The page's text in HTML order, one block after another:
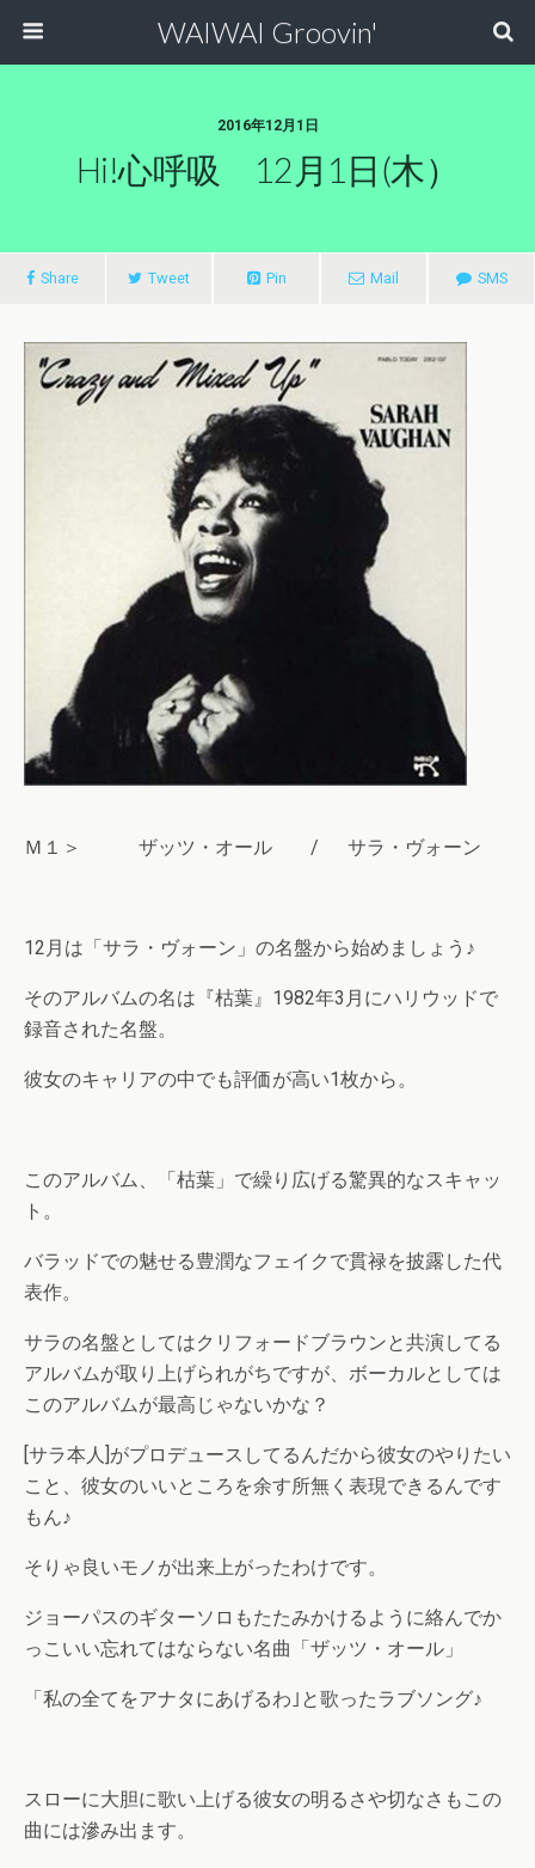
WAIWAI Groovin'
2016年12月1日
Hi!心呼吸 12月1日(木）
Share Tweet Pin Mail SMS
Ｍ１＞ ザッツ・オール / サラ・ヴォーン
12月は「サラ・ヴォーン」の名盤から始めましょう♪
そのアルバムの名は『枯葉』1982年3月にハリウッドで
録音された名盤。
彼女のキャリアの中でも評価が高い1枚から。
このアルバム、「枯葉」で繰り広げる驚異的なスキャッ
ト。
バラッドでの魅せる豊潤なフェイクで貫禄を披露した代
表作。
サラの名盤としてはクリフォードブラウンと共演してる
アルバムが取り上げられがちですが、ボーカルとしては
このアルバムが最高じゃないかな？
[サラ本人]がプロデュースしてるんだから彼女のやりたい
こと、彼女のいいところを余す所無く表現できるんです
もん♪
そりゃ良いモノが出来上がったわけです。
ジョーパスのギターソロもたたみかけるように絡んでか
っこいい忘れてはならない名曲「ザッツ・オール」
「私の全てをアナタにあげるわ｣と歌ったラブソング♪
スローに大胆に歌い上げる彼女の明るさや切なさもこの
曲には滲み出ます。